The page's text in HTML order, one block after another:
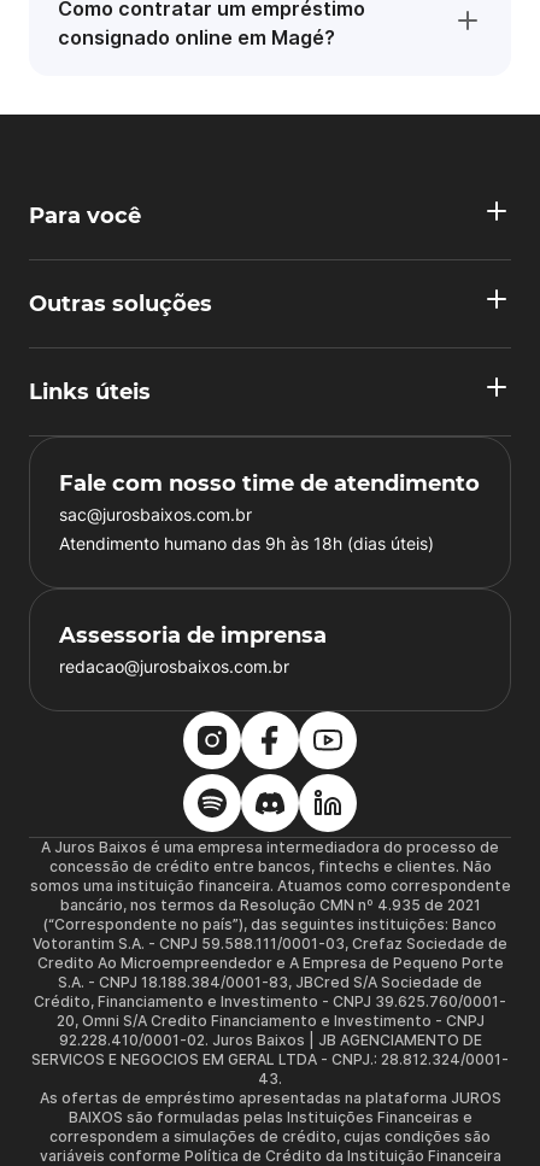
Como contratar um empréstimo
consignado online em Magé?
Para você
Outras soluções
Links úteis
Fale com nosso time de atendimento
sac@jurosbaixos.com.br
Atendimento humano das 9h às 18h (dias úteis)
Assessoria de imprensa
redacao@jurosbaixos.com.br
A Juros Baixos é uma empresa intermediadora do processo de
concessão de crédito entre bancos, fintechs e clientes. Não
somos uma instituição financeira. Atuamos como correspondente
bancário, nos termos da Resolução CMN nº 4.935 de 2021
(“Correspondente no país”), das seguintes instituições: Banco
Votorantim S.A. - CNPJ 59.588.111/0001-03, Crefaz Sociedade de
Credito Ao Microempreendedor e A Empresa de Pequeno Porte
S.A. - CNPJ 18.188.384/0001-83, JBCred S/A Sociedade de
Crédito, Financiamento e Investimento - CNPJ 39.625.760/0001-
20, Omni S/A Credito Financiamento e Investimento - CNPJ
92.228.410/0001-02. Juros Baixos | JB AGENCIAMENTO DE
SERVICOS E NEGOCIOS EM GERAL LTDA - CNPJ.: 28.812.324/0001-
43.
As ofertas de empréstimo apresentadas na plataforma JUROS
BAIXOS são formuladas pelas Instituições Financeiras e
correspondem a simulações de crédito, cujas condições são
variáveis conforme Política de Crédito da Instituição Financeira